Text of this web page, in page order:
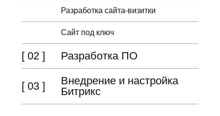
[ 02 ] Разработка ПО
Внедрение и настройка
Битрикс
[ 03 ]
Сайт под ключ
Разработка сайта-визитки